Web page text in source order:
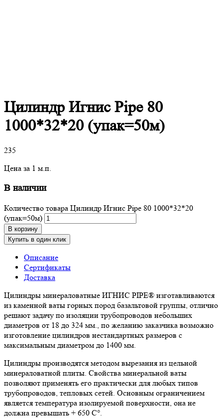
Цилиндр Игнис Pipe 80
1000*32*20 (упак=50м)
235
Цена за 1 м.п.
В наличии
Количество товара Цилиндр Игнис Pipe 80 1000*32*20
(упак=50м)
В корзину
Купить в один клик
Описание
Сертификаты
Доставка
Цилиндры минераловатные ИГНИС PIPE® изготавливаются
из каменной ваты горных пород базальтовой группы, отлично
решают задачу по изоляции трубопроводов небольших
диаметров от 18 до 324 мм., по желанию заказчика возможно
изготовление цилиндров нестандартных размеров с
максимальным диаметром до 1400 мм.
Цилиндры производятся методом вырезания из цельной
минераловатной плиты. Свойства минеральной ваты
позволяют применять его практически для любых типов
трубопроводов, тепловых сетей. Основным ограничением
является температура изолируемой поверхности, она не
должна превышать + 650 C°.